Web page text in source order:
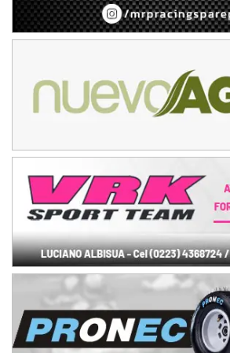
08/09-AGO
IAME SERIES ARGENTINA 6
Ciudad de Trenque Lauquen (Asfalto)
ENTRERRIANO - F6 (POSTERGADA)
Villaguay (Entre Ríos)
VICTORIENSE - F7
Victoria (Entre Ríos)
PATAGONICO - F6
Moto Club Reginense (Tierra)
Gral. E. Godoy (Río Negro)
CSK - F7